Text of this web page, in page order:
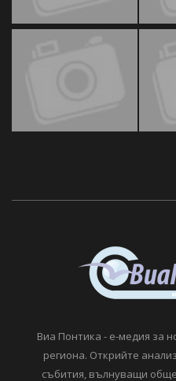
Виа Понтика - е-медия за
региона. Открийте
събития, вълнуващи